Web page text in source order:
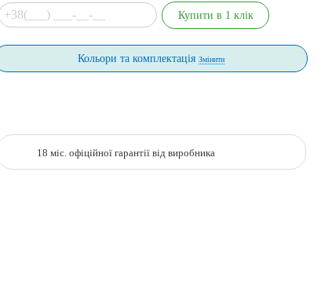
Кольори та комплектація Змінити
18 міс. офіційної гарантії від виробника